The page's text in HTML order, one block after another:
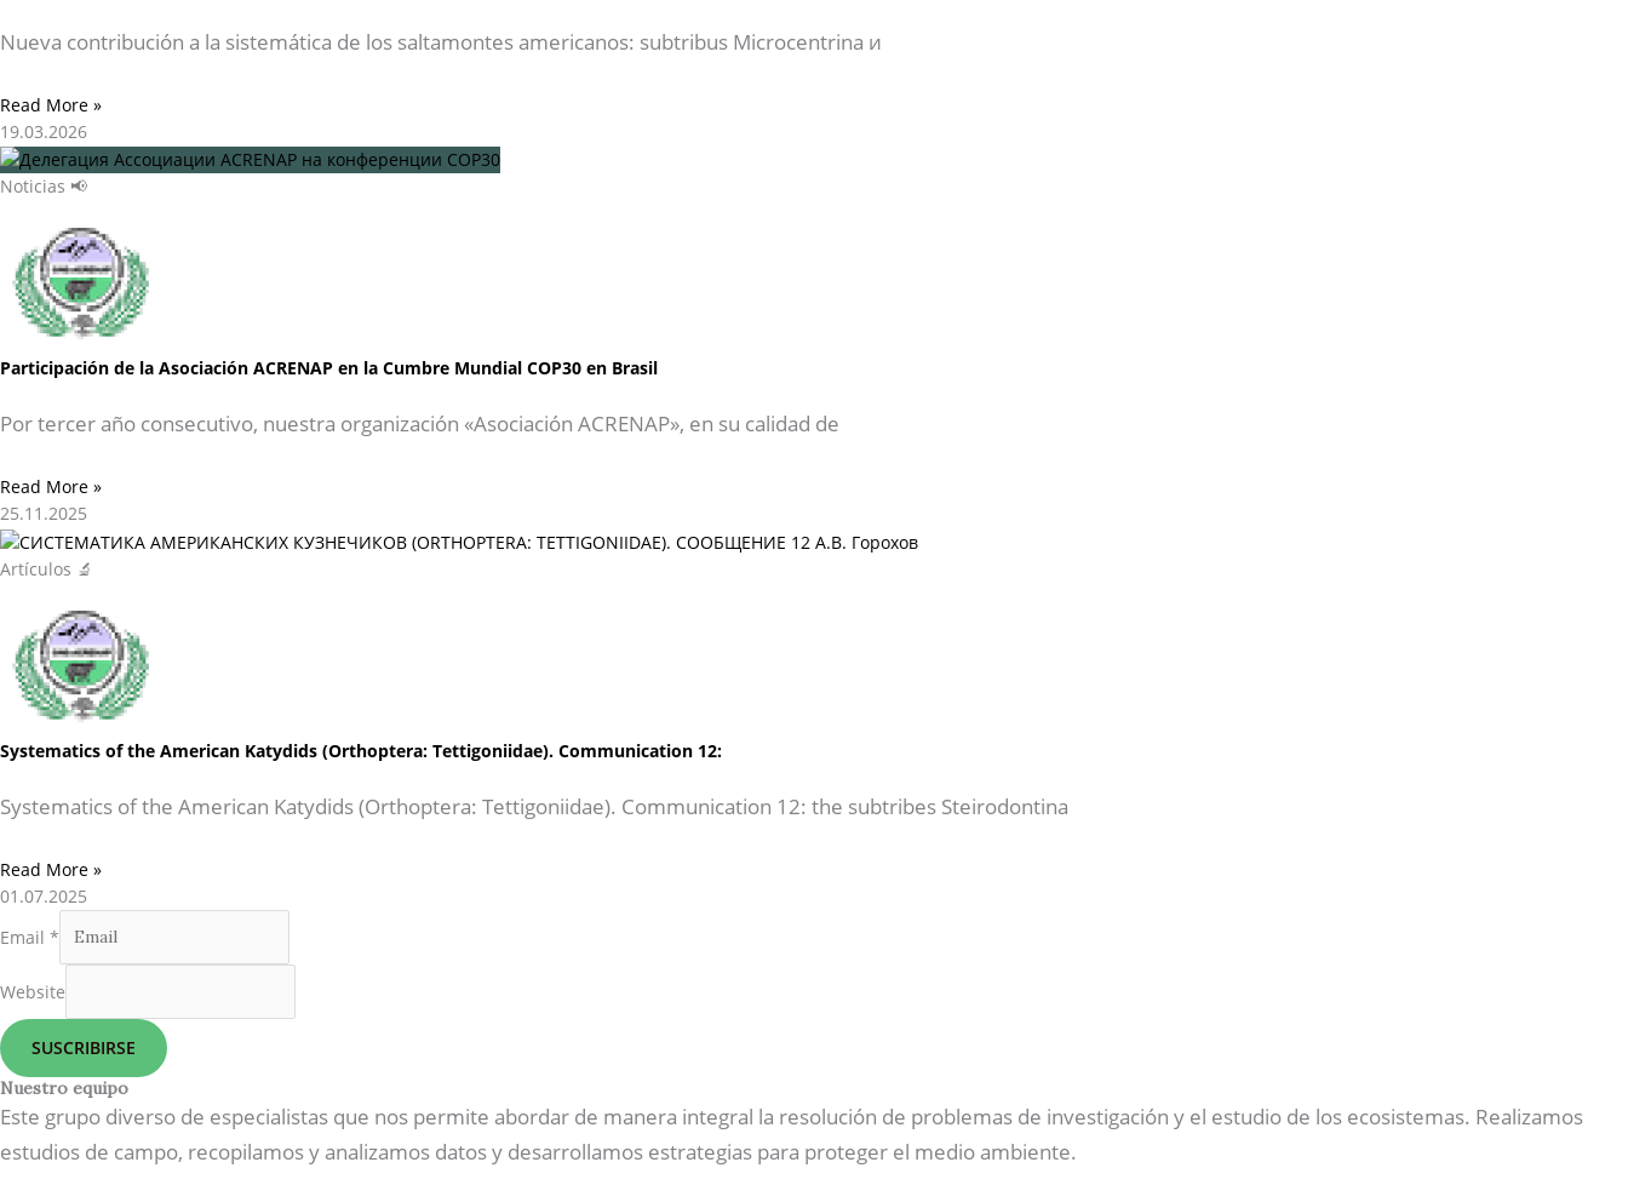
Nueva contribución a la sistemática de los saltamontes americanos: subtribus Microcentrina и
Read More »
19.03.2026
Noticias 📢
Participación de la Asociación ACRENAP en la Cumbre Mundial COP30 en Brasil
Por tercer año consecutivo, nuestra organización «Asociación ACRENAP», en su calidad de
Read More »
25.11.2025
Artículos 🔬
Systematics of the American Katydids (Orthoptera: Tettigoniidae). Communication 12:
Systematics of the American Katydids (Orthoptera: Tettigoniidae). Communication 12: the subtribes Steirodontina
Read More »
01.07.2025
Email *
Website
SUSCRIBIRSE
Nuestro equipo
Este grupo diverso de especialistas que nos permite abordar de manera integral la resolución de problemas de investigación y el estudio de los ecosistemas. Realizamos
estudios de campo, recopilamos y analizamos datos y desarrollamos estrategias para proteger el medio ambiente.